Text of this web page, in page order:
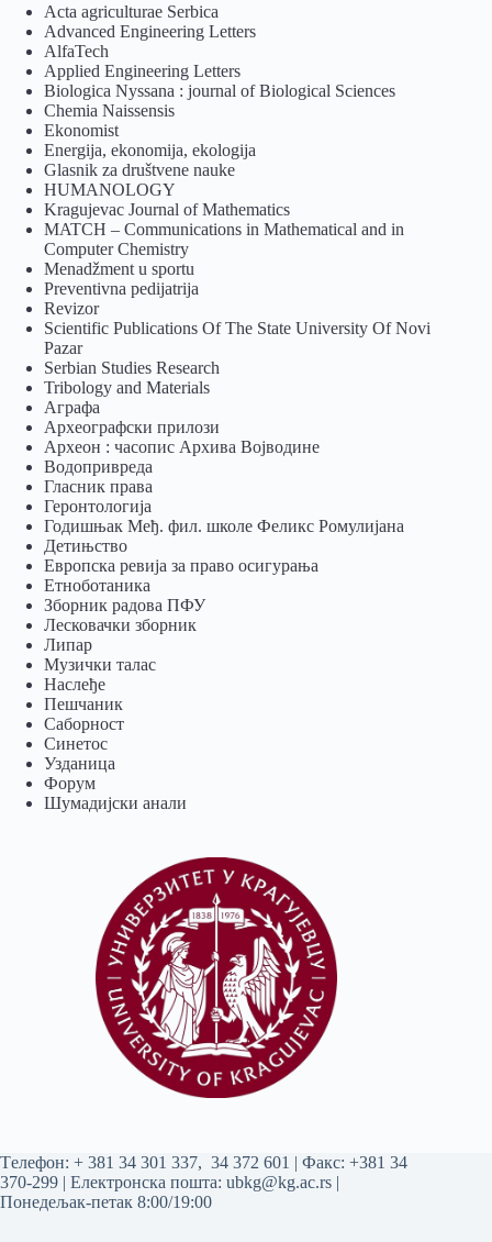
Acta agriculturae Serbica
Advanced Engineering Letters
AlfaTech
Applied Engineering Letters
Biologica Nyssana : journal of Biological Sciences
Chemia Naissensis
Ekonomist
Energija, ekonomija, ekologija
Glasnik za društvene nauke
HUMANOLOGY
Kragujevac Journal of Mathematics
MATCH – Communications in Mathematical and in
Computer Chemistry
Menadžment u sportu
Preventivna pedijatrija
Revizor
Scientific Publications Of The State University Of Novi
Pazar
Serbian Studies Research
Tribology and Materials
Аграфа
Археографски прилози
Археон : часопис Архива Војводине
Водопривреда
Гласник права
Геронтологија
Годишњак Међ. фил. школе Феликс Ромулијана
Детињство
Европска ревија за право осигурања
Eтноботаника
Зборник радова ПФУ
Лесковачки зборник
Липар
Музички талас
Наслеђе
Пешчаник
Саборност
Синетос
Узданица
Форум
Шумадијски анали
Tелефон: + 381 34 301 337, 34 372 601 | Факс: +381 34
370-299 | Електронска пошта: ubkg@kg.ac.rs |
Понедељак-петак 8:00/19:00